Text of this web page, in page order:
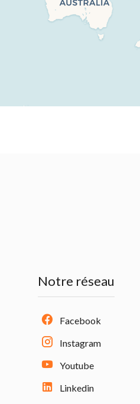
Notre réseau
Facebook
Instagram
Youtube
Linkedin